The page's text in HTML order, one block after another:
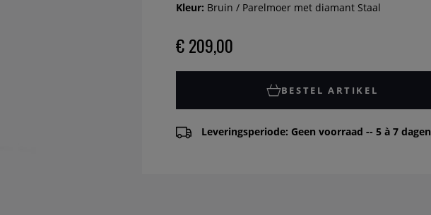
Kleur: Bruin / Parelmoer met diamant Staal
€ 209,00
BESTEL ARTIKEL
Leveringsperiode: Geen voorraad -- 5 à 7 dagen